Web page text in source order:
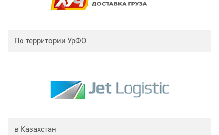
По территории УрФО
в Казахстан